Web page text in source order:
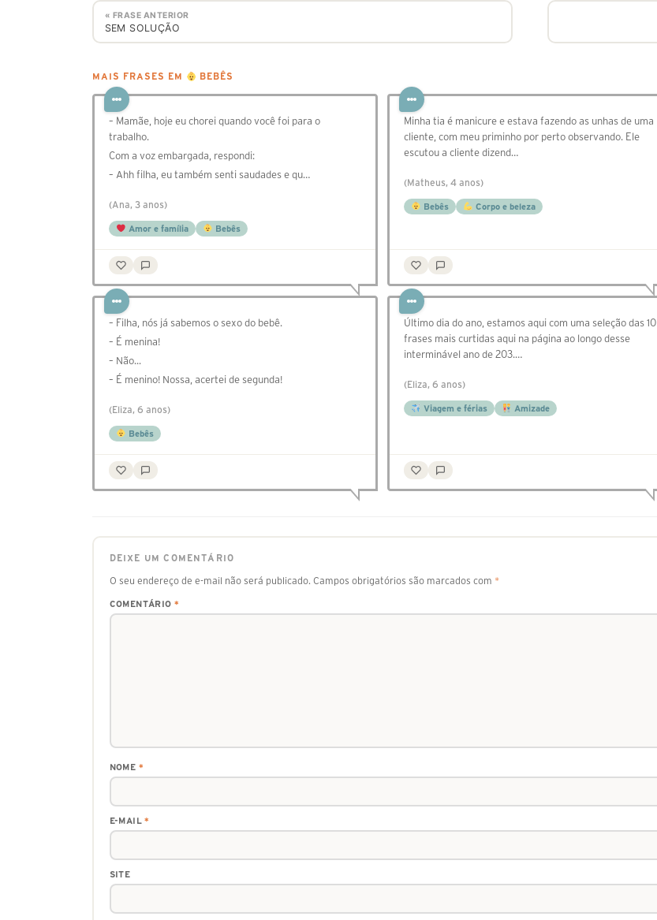
« FRASE ANTERIOR
SEM SOLUÇÃO
MAIS FRASES EM BEBÊS
– Mamãe, hoje eu chorei quando você foi para o
trabalho.
Com a voz embargada, respondi:
– Ahh filha, eu também senti saudades e qu…
(Ana, 3 anos)
Amor e família Bebês
Minha tia é manicure e estava fazendo as unhas de uma
cliente, com meu priminho por perto observando. Ele
escutou a cliente dizend…
(Matheus, 4 anos)
Bebês Corpo e beleza
– Filha, nós já sabemos o sexo do bebê.
– É menina!
– Não...
– É menino! Nossa, acertei de segunda!
(Eliza, 6 anos)
Bebês
Último dia do ano, estamos aqui com uma seleção das 10
frases mais curtidas aqui na página ao longo desse
interminável ano de 203.…
(Eliza, 6 anos)
Viagem e férias Amizade
DEIXE UM COMENTÁRIO
O seu endereço de e-mail não será publicado. Campos obrigatórios são marcados com *
COMENTÁRIO *
NOME *
E-MAIL*
SITE